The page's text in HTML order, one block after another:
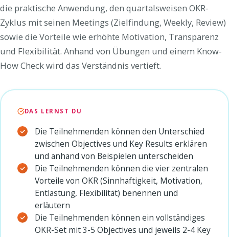
die praktische Anwendung, den quartalsweisen OKR-
Zyklus mit seinen Meetings (Zielfindung, Weekly, Review)
sowie die Vorteile wie erhöhte Motivation, Transparenz
und Flexibilität. Anhand von Übungen und einem Know-
How Check wird das Verständnis vertieft.
DAS LERNST DU
Die Teilnehmenden können den Unterschied
zwischen Objectives und Key Results erklären
und anhand von Beispielen unterscheiden
Die Teilnehmenden können die vier zentralen
Vorteile von OKR (Sinnhaftigkeit, Motivation,
Entlastung, Flexibilität) benennen und
erläutern
Die Teilnehmenden können ein vollständiges
OKR-Set mit 3-5 Objectives und jeweils 2-4 Key